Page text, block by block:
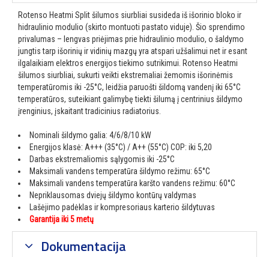
Rotenso Heatmi Split šilumos siurbliai susideda iš išorinio bloko ir
hidraulinio modulio (skirto montuoti pastato viduje). Šio sprendimo
privalumas – lengvas priėjimas prie hidraulinio modulio, o šaldymo
jungtis tarp išorinių ir vidinių mazgų yra atspari užšalimui net ir esant
ilgalaikiam elektros energijos tiekimo sutrikimui. Rotenso Heatmi
šilumos siurbliai, sukurti veikti ekstremaliai žemomis išorinėmis
temperatūromis iki -25°C, leidžia paruošti šildomą vandenį iki 65°C
temperatūros, suteikiant galimybę tiekti šilumą į centrinius šildymo
įrenginius, įskaitant tradicinius radiatorius.
Nominali šildymo galia: 4/6/8/10 kW
Energijos klasė: A+++ (35°C) / A++ (55°C) COP: iki 5,20
Darbas ekstremaliomis sąlygomis iki -25°C
Maksimali vandens temperatūra šildymo režimu: 65°C
Maksimali vandens temperatūra karšto vandens režimu: 60°C
Nepriklausomas dviejų šildymo kontūrų valdymas
Lašėjimo padėklas ir kompresoriaus karterio šildytuvas
Garantija iki 5 metų
Dokumentacija